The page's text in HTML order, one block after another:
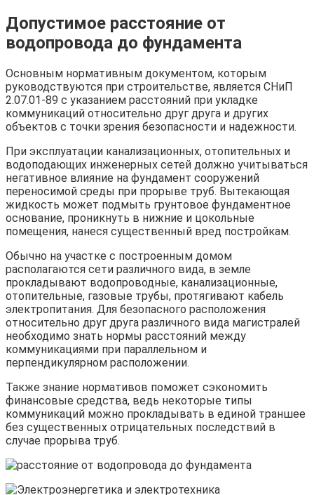
Допустимое расстояние от
водопровода до фундамента
Основным нормативным документом, которым
руководствуются при строительстве, является СНиП
2.07.01-89 с указанием расстояний при укладке
коммуникаций относительно друг друга и других
объектов с точки зрения безопасности и надежности.
При эксплуатации канализационных, отопительных и
водоподающих инженерных сетей должно учитываться
негативное влияние на фундамент сооружений
переносимой среды при прорыве труб. Вытекающая
жидкость может подмыть грунтовое фундаментное
основание, проникнуть в нижние и цокольные
помещения, нанеся существенный вред постройкам.
Обычно на участке с построенным домом
располагаются сети различного вида, в земле
прокладывают водопроводные, канализационные,
отопительные, газовые трубы, протягивают кабель
электропитания. Для безопасного расположения
относительно друг друга различного вида магистралей
необходимо знать нормы расстояний между
коммуникациями при параллельном и
перпендикулярном расположении.
Также знание нормативов поможет сэкономить
финансовые средства, ведь некоторые типы
коммуникаций можно прокладывать в единой траншее
без существенных отрицательных последствий в
случае прорыва труб.